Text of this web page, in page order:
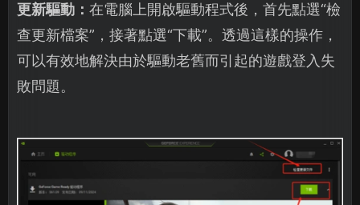
更新驅動： 在電腦上開啟驅動程式後，首先點選“檢
查更新檔案”，接著點選“下載”。透過這樣的操作，
可以有效地解決由於驅動老舊而引起的遊戲登入失
敗問題。